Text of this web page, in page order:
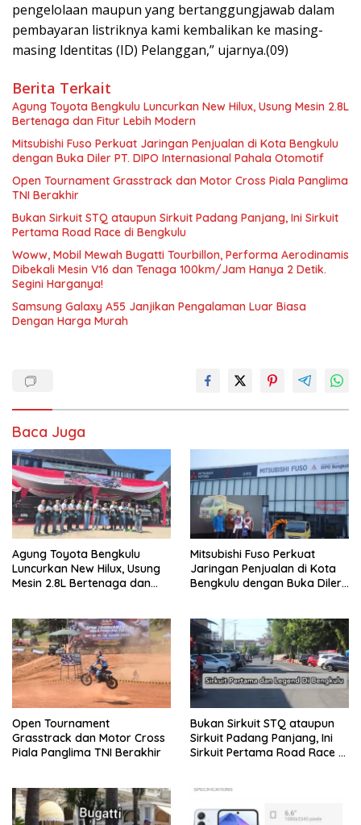
pengelolaan maupun yang bertanggungjawab dalam
pembayaran listriknya kami kembalikan ke masing-
masing Identitas (ID) Pelanggan,” ujarnya.(09)
Berita Terkait
Agung Toyota Bengkulu Luncurkan New Hilux, Usung Mesin 2.8L
Bertenaga dan Fitur Lebih Modern
Mitsubishi Fuso Perkuat Jaringan Penjualan di Kota Bengkulu
dengan Buka Diler PT. DIPO Internasional Pahala Otomotif
Open Tournament Grasstrack dan Motor Cross Piala Panglima
TNI Berakhir
Bukan Sirkuit STQ ataupun Sirkuit Padang Panjang, Ini Sirkuit
Pertama Road Race di Bengkulu
Woww, Mobil Mewah Bugatti Tourbillon, Performa Aerodinamis
Dibekali Mesin V16 dan Tenaga 100km/Jam Hanya 2 Detik.
Segini Harganya!
Samsung Galaxy A55 Janjikan Pengalaman Luar Biasa
Dengan Harga Murah
Baca Juga
Agung Toyota Bengkulu
Luncurkan New Hilux, Usung
Mesin 2.8L Bertenaga dan
Mitsubishi Fuso Perkuat
Jaringan Penjualan di Kota
Bengkulu dengan Buka Diler
Open Tournament
Grasstrack dan Motor Cross
Piala Panglima TNI Berakhir
Bukan Sirkuit STQ ataupun
Sirkuit Padang Panjang, Ini
Sirkuit Pertama Road Race di